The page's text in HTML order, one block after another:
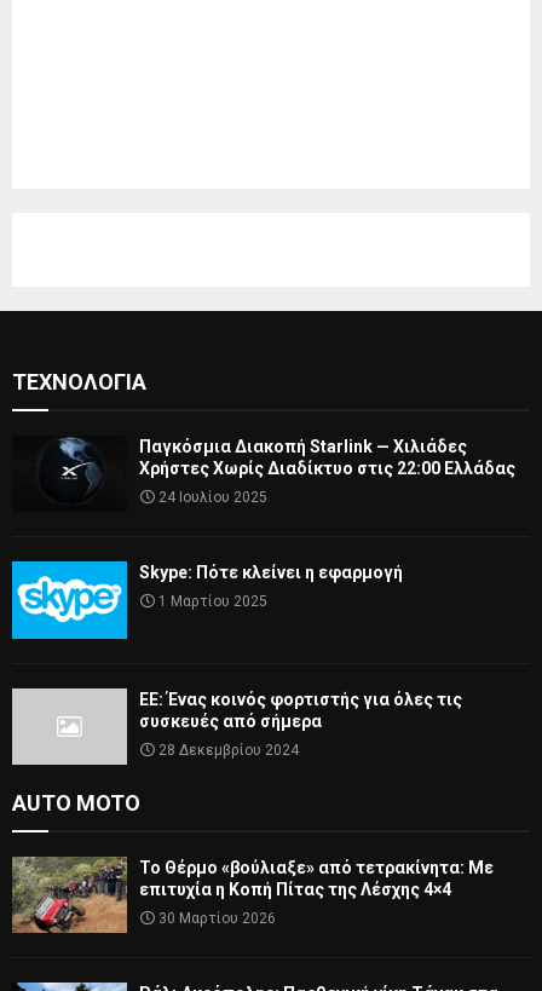
ΤΕΧΝΟΛΟΓΊΑ
Παγκόσμια Διακοπή Starlink — Χιλιάδες
Χρήστες Χωρίς Διαδίκτυο στις 22:00 Ελλάδας
24 Ιουλίου 2025
Skype: Πότε κλείνει η εφαρμογή
1 Μαρτίου 2025
ΕΕ: Ένας κοινός φορτιστής για όλες τις
συσκευές από σήμερα
28 Δεκεμβρίου 2024
AUTO MOTO
Το Θέρμο «βούλιαξε» από τετρακίνητα: Με
επιτυχία η Κοπή Πίτας της Λέσχης 4×4
30 Μαρτίου 2026